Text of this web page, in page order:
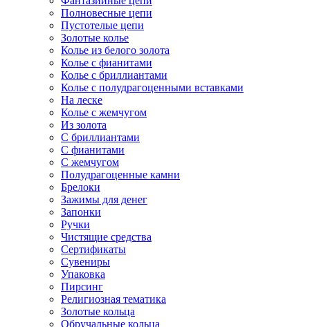
Полновесные цепи
Пустотелые цепи
Золотые колье
Колье из белого золота
Колье с фианитами
Колье с бриллиантами
Колье с полудрагоценными вставками
На леске
Колье с жемчугом
Из золота
С бриллиантами
С фианитами
С жемчугом
Полудрагоценные камни
Брелоки
Зажимы для денег
Запонки
Ручки
Чистящие средства
Сертификаты
Сувениры
Упаковка
Пирсинг
Религиозная тематика
Золотые кольца
Обручальные кольца